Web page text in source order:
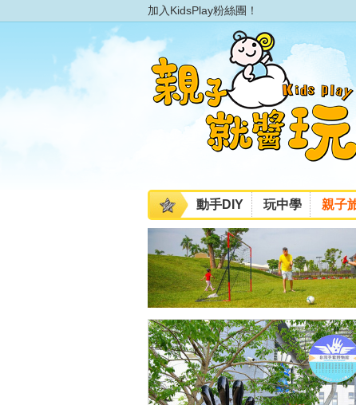
加入KidsPlay粉絲團！
動手DIY 玩中學 親子